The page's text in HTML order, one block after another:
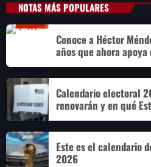
NOTAS MÁS POPULARES
Conoce a Héctor
años que ahora apoya
Calendario electoral
renovarán y en qué
Este es el calendario
2026